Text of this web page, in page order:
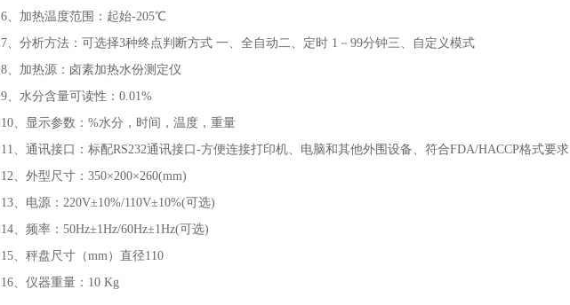
6、加热温度范围：起始-205℃
7、分析方法：可选择3种终点判断方式 一、全自动二、定时 1－99分钟三、自定义模式
8、加热源：卤素加热水份测定仪
9、水分含量可读性：0.01%
10、显示参数：%水分，时间，温度，重量
11、通讯接口：标配RS232通讯接口-方便连接打印机、电脑和其他外围设备、符合FDA/HACCP格式要求
12、外型尺寸：350×200×260(mm)
13、电源：220V±10%/110V±10%(可选)
14、频率：50Hz±1Hz/60Hz±1Hz(可选)
15、秤盘尺寸（mm）直径110
16、仪器重量：10 Kg